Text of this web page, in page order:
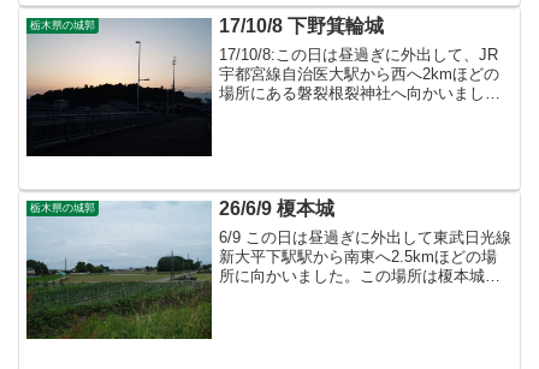
栃木県の城郭 17/10/8 下野箕輪城
17/10/8:この日は昼過ぎに外出して、JR
宇都宮線自治医大駅から西へ2kmほどの
場所にある磐裂根裂神社へ向かいまし
栃木県の城郭 26/6/9 榎本城
6/9 この日は昼過ぎに外出して東武日光線
新大平下駅駅から南東へ2.5kmほどの場
所に向かいました。この場所は榎本城の